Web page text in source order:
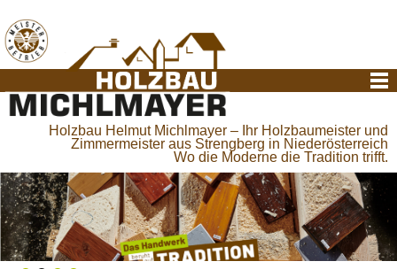
Holzbau Helmut Michlmayer – Ihr Holzbaumeister und
Zimmermeister aus Strengberg in Niederösterreich
Wo die Moderne die Tradition trifft.